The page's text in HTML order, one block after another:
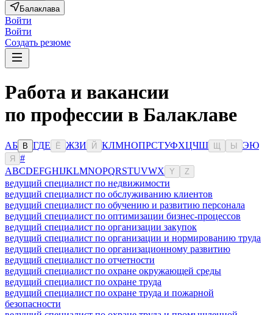
Балаклава
Войти
Войти
Создать резюме
Работа и вакансии
по профессии в Балаклаве
АБ В ГДЕ Ё ЖЗИ Й КЛМНОПРСТУФХЦЧШ Ы ЭЮ
Я
#
ABCDEFGHIJKLMNOPQRSTUVWX Y Z
ведущий специалист по недвижимости
ведущий специалист по обслуживанию клиентов
ведущий специалист по обучению и развитию персонала
ведущий специалист по оптимизации бизнес-процессов
ведущий специалист по организации закупок
ведущий специалист по организации и нормированию труда
ведущий специалист по организационному развитию
ведущий специалист по отчетности
ведущий специалист по охране окружающей среды
ведущий специалист по охране труда
ведущий специалист по охране труда и пожарной
безопасности